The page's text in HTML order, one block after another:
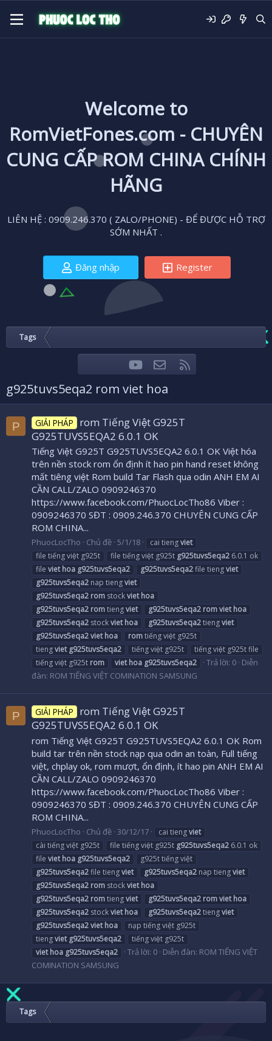
Welcome to
RomVietFones.com - CHUYÊN
CUNG CẤP ROM CHINA CHÍNH
HÃNG
LIÊN HỆ : 0909.246.370 ( ZALO/PHONE) - ĐỂ ĐƯỢC HỖ TRỢ
SỚM NHẤT .
Đăng nhập Register
Tags
FacebookTwitteryoutubeLiên hệ
g925tuvs5eqa2 rom viet hoa
P GIẢI PHÁP
rom Tiếng Việt G925T
G925TUVS5EQA2 6.0.1 OK
Tiếng Việt G925T G925TUVS5EQA2 6.0.1 OK Việt hóa
trên nền stock rom ổn định ít hao pin hand reset không
mất tiêng việt Rom build Tar Flash qua odin ANH EM AI
CẦN CALL/ZALO 0909246370
https://www.facebook.com/PhuocLocTho86 Viber :
0909246370 SĐT : 0909.246.370 CHUYÊN CUNG CẤP
ROM CHINA...
PhuocLocTho Chủ đề 5/1/18 cai tiengviet
file tiếng việt g925t
file tiếng việt g925t g925tuvs5eqa2 6.0.1 ok
file viet hoa g925tuvs5eqa2 g925tuvs5eqa2file tiengviet
g925tuvs5eqa2 nap tiengviet
g925tuvs5eqa2 rom stockviet hoa
g925tuvs5eqa2 romtiengviet g925tuvs5eqa2 romviet hoa
g925tuvs5eqa2 stockviet hoa g925tuvs5eqa2tiengviet
g925tuvs5eqa2viet hoa romtiếng việt g925t
tiengviet g925tuvs5eqa2 tiếng việt g925t
tiếng việt g925t file
tiếng việt g925t rom viet hoa g925tuvs5eqa2 Trả lời: 0 Diễn
đàn: ROM TIẾNG VIỆT COMINATION SAMSUNG
P GIẢI PHÁP
rom Tiếng Việt G925T
G925TUVS5EQA2 6.0.1 OK
rom Tiếng Việt G925T G925TUVS5EQA2 6.0.1 OK Rom
build tar trên nền stock nạp qua odin an toàn, Full tiếng
việt, chplay ok, rom mượt, ổn định, ít hao pin ANH EM AI
CẦN CALL/ZALO 0909246370
https://www.facebook.com/PhuocLocTho86 Viber :
0909246370 SĐT : 0909.246.370 CHUYÊN CUNG CẤP
ROM CHINA...
PhuocLocTho Chủ đề 30/12/17 cai tiengviet
cài tiếng việt g925t
file tiếng việt g925t g925tuvs5eqa2 6.0.1 ok
file viet hoa g925tuvs5eqa2
g925t tiếng việt
g925tuvs5eqa2file tiengviet g925tuvs5eqa2 nap tiengviet
g925tuvs5eqa2 rom stockviet hoa
g925tuvs5eqa2 romtiengviet g925tuvs5eqa2 romviet hoa
g925tuvs5eqa2 stockviet hoa g925tuvs5eqa2tiengviet
g925tuvs5eqa2viet hoa
nạp tiếng việt g925t
tiengviet g925tuvs5eqa2
tiếng việt g925t
viet hoa g925tuvs5eqa2 Trả lời: 0 Diễn đàn: ROM TIẾNG VIỆT
COMINATION SAMSUNG
Tags